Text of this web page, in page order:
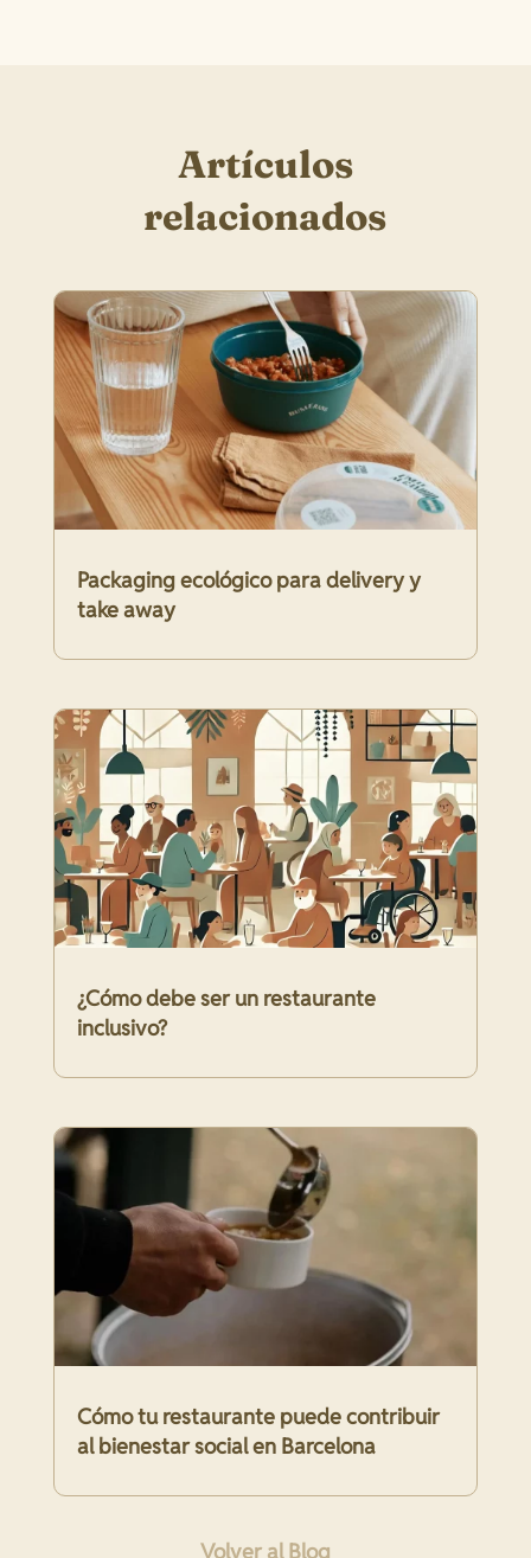
Artículos
relacionados
Packaging ecológico para delivery y
take away
¿Cómo debe ser un restaurante
inclusivo?
Cómo tu restaurante puede contribuir
al bienestar social en Barcelona
Volver al Blog